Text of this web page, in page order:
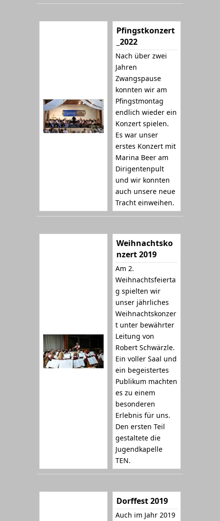
Pfingstkonzert
_2022
Nach über zwei
Jahren
Zwangspause
konnten wir am
Pfingstmontag
endlich wieder ein
Konzert spielen.
Es war unser
erstes Konzert mit
Marina Beer am
Dirigentenpult
und wir konnten
auch unsere neue
Tracht einweihen.
Weihnachtsko
nzert 2019
Am 2.
Weihnachtsfeierta
g spielten wir
unser jährliches
Weihnachtskonzer
t unter bewährter
Leitung von
Robert Schwärzle.
Ein voller Saal und
ein begeistertes
Publikum machten
es zu einem
besonderen
Erlebnis für uns.
Den ersten Teil
gestaltete die
Jugendkapelle
TEN.
Dorffest 2019
Auch im Jahr 2019